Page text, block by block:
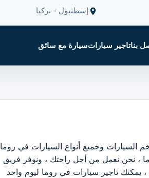
إسطنبول - تركيا
بناتاجير سياراتسيارة مع سائق
السيارات وجميع أنواع السيارات في روما
، نحن نعمل من أجل راحتك ، ونوفر فريق
يمكنك تاجير سيارات في روما ليوم واحد